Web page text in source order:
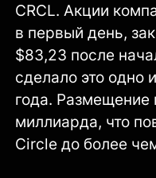
CRCL. Акции
в первый день,
$83,23 после
сделало это одно
года. Размещение
миллиарда, что
Circle до более